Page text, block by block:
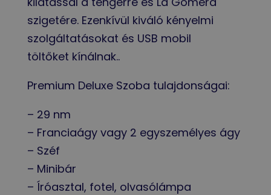
szigetére. Ezenkívül kiváló kényelmi
szolgáltatásokat és USB mobil
töltőket kínálnak..
Premium Deluxe Szoba tulajdonságai:
– 29 nm
– Franciaágy vagy 2 egyszemélyes ágy
– Széf
– Minibár
– Íróasztal, fotel, olvasólámpa